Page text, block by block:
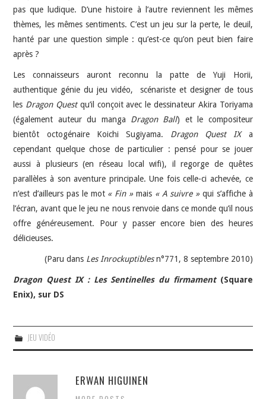
pas que ludique. D’une histoire à l’autre reviennent les mêmes
thèmes, les mêmes sentiments. C’est un jeu sur la perte, le deuil,
hanté par une question simple : qu’est-ce qu’on peut bien faire
après ?
Les connaisseurs auront reconnu la patte de Yuji Horii,
authentique génie du jeu vidéo, scénariste et designer de tous
les Dragon Questqu’il conçoit avec le dessinateur Akira Toriyama
(également auteur du manga Dragon Ball) et le compositeur
bientôt octogénaire Koichi Sugiyama. Dragon Quest IXa
cependant quelque chose de particulier : pensé pour se jouer
aussi à plusieurs (en réseau local wifi), il regorge de quêtes
parallèles à son aventure principale. Une fois celle-ci achevée, ce
n’est d’ailleurs pas le mot « Fin » mais « A suivre » qui s’affiche à
l’écran, avant que le jeu ne nous renvoie dans ce monde qu’il nous
offre généreusement. Pour y passer encore bien des heures
délicieuses.
(Paru dans Les Inrockuptiblesn°771, 8 septembre 2010)
Dragon Quest IX : Les Sentinelles du firmament(Square
Enix), sur DS
JEU VIDÉO
ERWAN HIGUINEN